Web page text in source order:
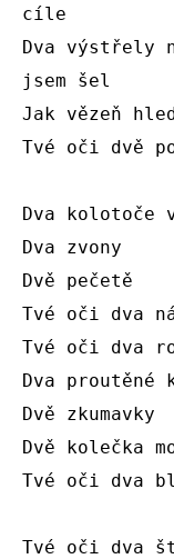
cíle
Dva výstřely
jsem šel
Jak vězeň
Tvé oči dvě
Dva kolotoče
Dva zvony
Dvě pečetě
Tvé oči dva
Tvé oči dva
Dva proutěné
Dvě zkumavky
Dvě kolečka
Tvé oči dva
Tvé oči dva